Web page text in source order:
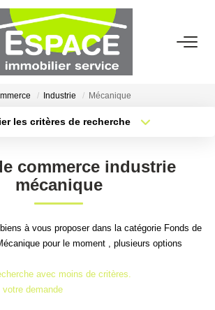
VENTES
GESTION LOCATIVE
AGENCE
Qui Sommes-Nous ?
Nous Rejoindre
Industrie Mécanique
les critères de recherche
Surface min
alerte
commerce industrie
mécanique
à vous proposer dans la catégorie Fonds de
pour le moment , plusieurs options
avec moins de critères.
demande